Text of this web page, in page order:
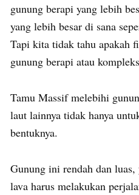
gunung berapi yang lebih
yang lebih besar di sana
Tapi kita tidak tahu apakah
gunung berapi atau
Tamu Massif melebihi
laut lainnya tidak hanya
bentuknya.
Gunung ini rendah dan
lava harus melakukan